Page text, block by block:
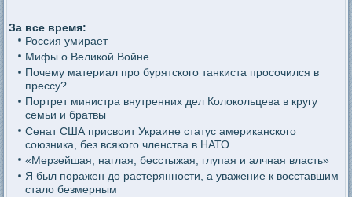
За все время:
Россия умирает
Мифы о Великой Войне
Почему материал про бурятского танкиста просочился в
прессу?
Портрет министра внутренних дел Колокольцева в кругу
семьи и братвы
Сенат США присвоит Украине статус американского
союзника, без всякого членства в НАТО
«Мерзейшая, наглая, бесстыжая, глупая и алчная власть»
Я был поражен до растерянности, а уважение к восставшим
стало безмерным